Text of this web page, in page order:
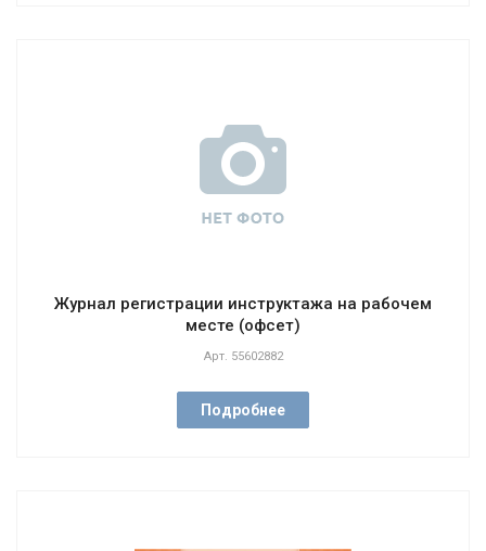
Журнал регистрации инструктажа на рабочем
месте (офсет)
Арт. 55602882
Подробнее